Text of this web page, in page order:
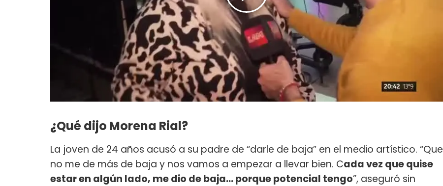
¿Qué dijo Morena Rial?
La joven de 24 años acusó a su padre de “darle de baja” en el medio artístico. “Que
no me de más de baja y nos vamos a empezar a llevar bien. Cada vez que quise
estar en algún lado, me dio de baja... porque potencial tengo”, aseguró sin